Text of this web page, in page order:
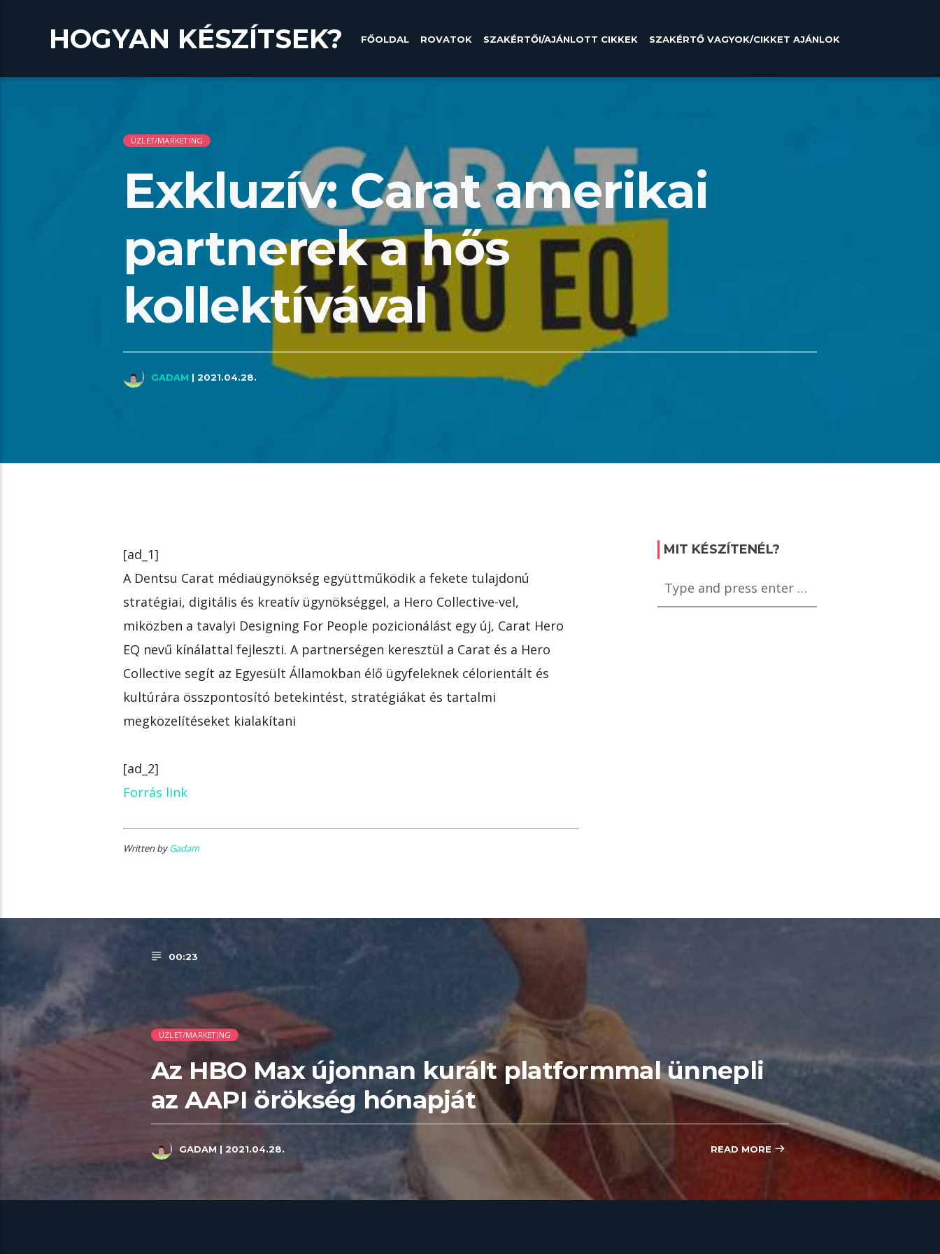
HOGYAN KÉSZÍTSEK? FŐOLDAL ROVATOK SZAKÉRTŐI/AJÁNLOTT CIKKEK SZAKÉRTŐ VAGYOK/CIKKET AJÁNLOK
ÜZLET/MARKETING
Exkluzív: Carat amerikai
partnerek a hős
kollektívával
GADAM | 2021.04.28.
[ad_1]
A Dentsu Carat médiaügynökség együttműködik a fekete tulajdonú
stratégiai, digitális és kreatív ügynökséggel, a Hero Collective-vel,
miközben a tavalyi Designing For People pozicionálást egy új, Carat Hero
EQ nevű kínálattal fejleszti. A partnerségen keresztül a Carat és a Hero
Collective segít az Egyesült Államokban élő ügyfeleknek célorientált és
kultúrára összpontosító betekintést, stratégiákat és tartalmi
megközelítéseket kialakítani
[ad_2]
Forrás link
Written byGadam
MIT KÉSZÍTENÉL?
00:23
ÜZLET/MARKETING
Az HBO Max újonnan kurált platformmal ünnepli
az AAPI örökség hónapját
GADAM | 2021.04.28. READ MORE